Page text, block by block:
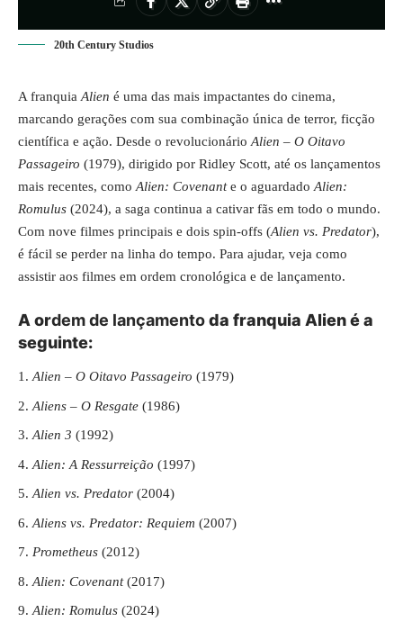
20th Century Studios
A franquia Alien é uma das mais impactantes do cinema,
marcando gerações com sua combinação única de terror, ficção
científica e ação. Desde o revolucionário Alien – O Oitavo
Passageiro (1979), dirigido por Ridley Scott, até os lançamentos
mais recentes, como Alien: Covenante o aguardado Alien:
Romulus (2024), a saga continua a cativar fãs em todo o mundo.
Com nove filmes principais e dois spin-offs (Alien vs. Predator),
é fácil se perder na linha do tempo. Para ajudar, veja como
assistir aos filmes em ordem cronológica e de lançamento.
A ordem de lançamentoda franquia Alien é a
seguinte:
Alien – O Oitavo Passageiro (1979)
Aliens – O Resgate (1986)
Alien 3 (1992)
Alien: A Ressurreição (1997)
Alien vs. Predator (2004)
Aliens vs. Predator: Requiem (2007)
Prometheus (2012)
Alien: Covenant(2017)
Alien: Romulus (2024)